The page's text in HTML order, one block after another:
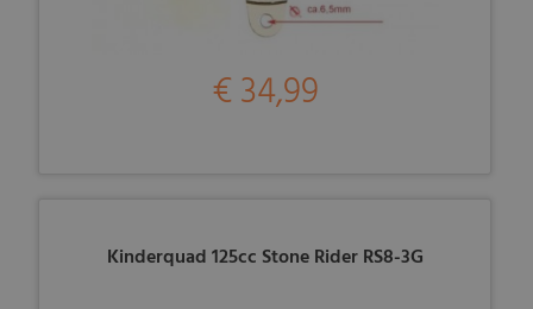
€ 34,99
Kinderquad 125cc Stone Rider RS8-3G